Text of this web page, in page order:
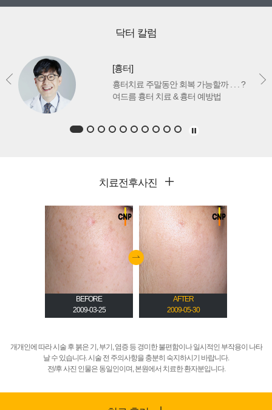
★ 병원 오시는길 공지사항 ★
지긋지긋 여드름 안녕! 효과적인 여드름 치료! ★PG레...
닥터 칼럼
[흉터]
흉터치료 주말동안 회복 가능할까 . . . ?
여드름 흉터 치료 & 흉터 예방법
치료전후사진
BEFORE
2009-03-25
AFTER
2009-05-30
개개인에 따라 시술 후 붉은 기, 부기, 염증 등 경미한 불편함이나 일시적인 부작용이 나타
날 수 있습니다. 시술 전 주의사항을 충분히 숙지하시기 바랍니다.
전/후 사진 인물은 동일인이며, 본원에서 치료한 환자분입니다.